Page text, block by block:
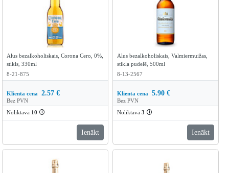
Alus bezalkoholiskais, Corona Cero, 0%,
stikls, 330ml
8-21-875
Klienta cena 2.57 €
Bez PVN
Noliktavā 10 🛈
Ienākt
Alus bezalkoholiskais, Valmiermuižas,
stikla pudelē, 500ml
8-13-2567
Klienta cena 5.90 €
Bez PVN
Noliktavā 3 🛈
Ienākt